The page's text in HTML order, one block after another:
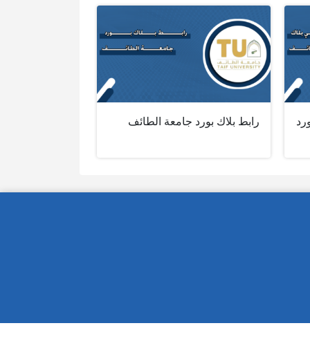
رابط بلاك بورد جامعة الطائف